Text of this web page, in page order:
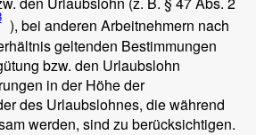
), bei anderen Arbeitnehmern nach
geltenden Bestimmungen
bzw. den Urlaubslohn
in der Höhe der
des Urlaubslohnes, die während
werden, sind zu berücksichtigen.